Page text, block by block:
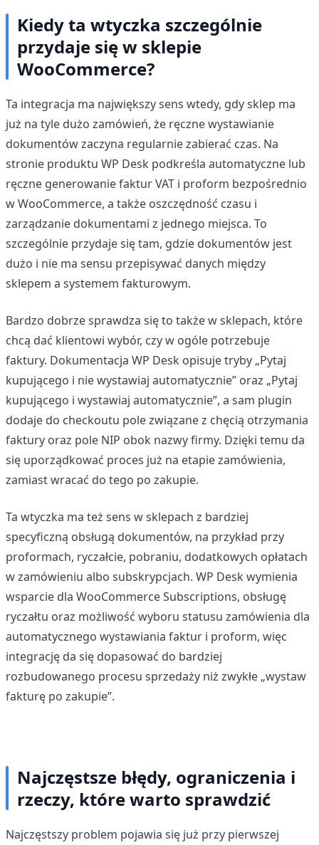
Kiedy ta wtyczka szczególnie
przydaje się w sklepie
WooCommerce?
Ta integracja ma największy sens wtedy, gdy sklep ma
już na tyle dużo zamówień, że ręczne wystawianie
dokumentów zaczyna regularnie zabierać czas. Na
stronie produktu WP Desk podkreśla automatyczne lub
ręczne generowanie faktur VAT i proform bezpośrednio
w WooCommerce, a także oszczędność czasu i
zarządzanie dokumentami z jednego miejsca. To
szczególnie przydaje się tam, gdzie dokumentów jest
dużo i nie ma sensu przepisywać danych między
sklepem a systemem fakturowym.
Bardzo dobrze sprawdza się to także w sklepach, które
chcą dać klientowi wybór, czy w ogóle potrzebuje
faktury. Dokumentacja WP Desk opisuje tryby „Pytaj
kupującego i nie wystawiaj automatycznie” oraz „Pytaj
kupującego i wystawiaj automatycznie”, a sam plugin
dodaje do checkoutu pole związane z chęcią otrzymania
faktury oraz pole NIP obok nazwy firmy. Dzięki temu da
się uporządkować proces już na etapie zamówienia,
zamiast wracać do tego po zakupie.
Ta wtyczka ma też sens w sklepach z bardziej
specyficzną obsługą dokumentów, na przykład przy
proformach, ryczałcie, pobraniu, dodatkowych opłatach
w zamówieniu albo subskrypcjach. WP Desk wymienia
wsparcie dla WooCommerce Subscriptions, obsługę
ryczałtu oraz możliwość wyboru statusu zamówienia dla
automatycznego wystawiania faktur i proform, więc
integrację da się dopasować do bardziej
rozbudowanego procesu sprzedaży niż zwykłe „wystaw
fakturę po zakupie”.
Najczęstsze błędy, ograniczenia i
rzeczy, które warto sprawdzić
Najczęstszy problem pojawia się już przy pierwszej